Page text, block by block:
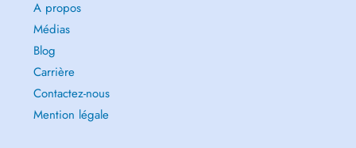
A propos
Médias
Blog
Carrière
Contactez-nous
Mention légale